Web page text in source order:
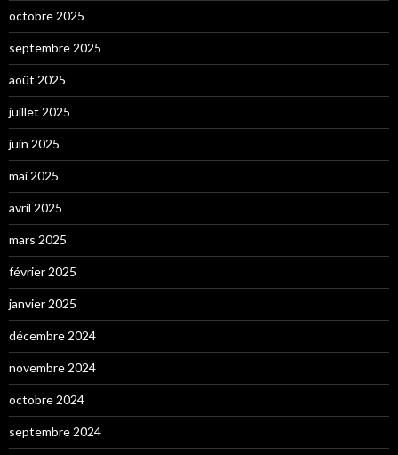
octobre 2025
septembre 2025
août 2025
juillet 2025
juin 2025
mai 2025
avril 2025
mars 2025
février 2025
janvier 2025
décembre 2024
novembre 2024
octobre 2024
septembre 2024